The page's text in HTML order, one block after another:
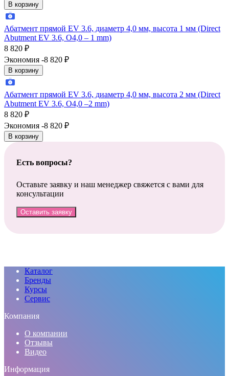
В корзину
Абатмент прямой EV 3.6, диаметр 4,0 мм, высота 1 мм (Direct
Abutment EV 3.6, O4,0 – 1 mm)
8 820 ₽
Экономия -8 820 ₽
В корзину
Абатмент прямой EV 3.6, диаметр 4,0 мм, высота 2 мм (Direct
Abutment EV 3.6, O4,0 –2 mm)
8 820 ₽
Экономия -8 820 ₽
В корзину
Есть вопросы?
Оставьте заявку и наш менеджер свяжется с вами для
консультации
Оставить заявку
Каталог
Бренды
Курсы
Сервис
Компания
О компании
Отзывы
Видео
Информация